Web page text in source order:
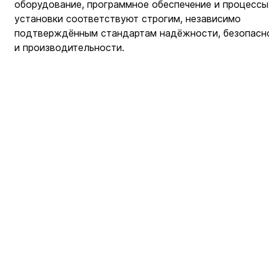
оборудование, программное обеспечение и
установки соответствуют строгим, независимо
подтверждённым стандартам надёжности,
и производительности.